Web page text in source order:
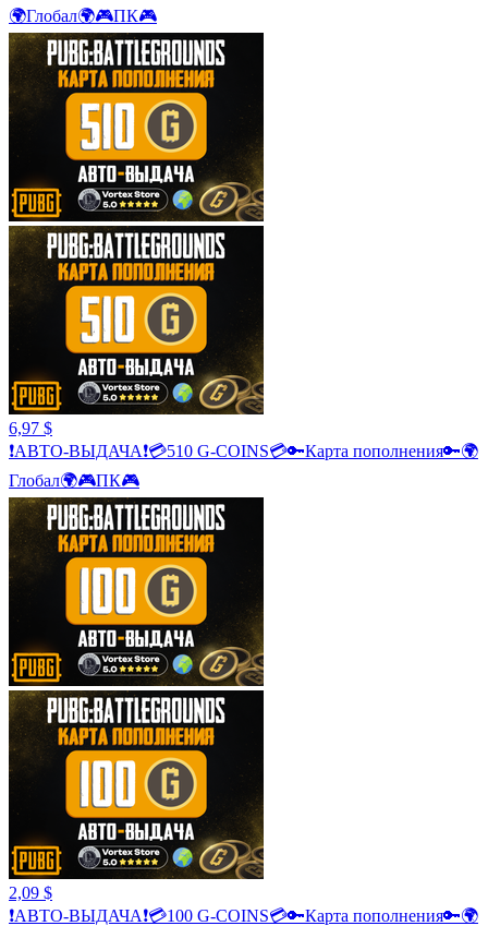
🌍Глобал🌍🎮ПК🎮
6,97 $
❗АВТО-ВЫДАЧА❗💳510 G-COINS💳🔑Карта пополнения🔑🌍
Глобал🌍🎮ПК🎮
2,09 $
❗АВТО-ВЫДАЧА❗💳100 G-COINS💳🔑Карта пополнения🔑🌍